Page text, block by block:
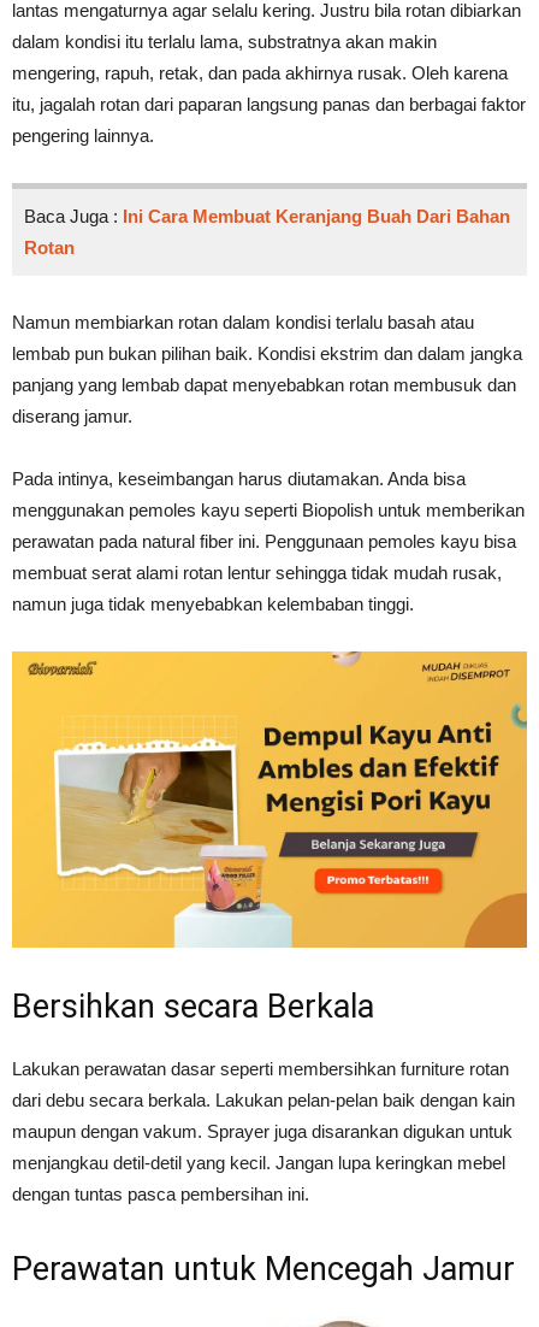
lantas mengaturnya agar selalu kering. Justru bila rotan dibiarkan
dalam kondisi itu terlalu lama, substratnya akan makin
mengering, rapuh, retak, dan pada akhirnya rusak. Oleh karena
itu, jagalah rotan dari paparan langsung panas dan berbagai faktor
pengering lainnya.
Baca Juga : Ini Cara Membuat Keranjang Buah Dari Bahan
Rotan
Namun membiarkan rotan dalam kondisi terlalu basah atau
lembab pun bukan pilihan baik. Kondisi ekstrim dan dalam jangka
panjang yang lembab dapat menyebabkan rotan membusuk dan
diserang jamur.
Pada intinya, keseimbangan harus diutamakan. Anda bisa
menggunakan pemoles kayu seperti Biopolish untuk memberikan
perawatan pada natural fiber ini. Penggunaan pemoles kayu bisa
membuat serat alami rotan lentur sehingga tidak mudah rusak,
namun juga tidak menyebabkan kelembaban tinggi.
Bersihkan secara Berkala
Lakukan perawatan dasar seperti membersihkan furniture rotan
dari debu secara berkala. Lakukan pelan-pelan baik dengan kain
maupun dengan vakum. Sprayer juga disarankan digukan untuk
menjangkau detil-detil yang kecil. Jangan lupa keringkan mebel
dengan tuntas pasca pembersihan ini.
Perawatan untuk Mencegah Jamur